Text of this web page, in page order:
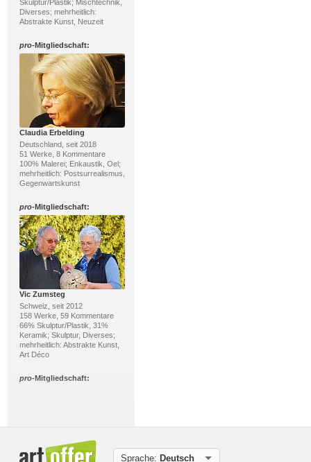
Skulptur/Plastik; Mischtechnik,
Diverses; mehrheitlich:
Abstrakte Kunst, Neuzeit
pro-Mitgliedschaft:
Claudia Erbelding
Deutschland, seit 2018
51 Werke, 8 Kommentare
100% Malerei; Enkaustik, Oel;
mehrheitlich: Postsurrealismus,
Gegenwartskunst
pro-Mitgliedschaft:
Vic Zumsteg
Schweiz, seit 2012
158 Werke, 59 Kommentare
66% Skulptur/Plastik, 31%
Keramik; Skulptur, Diverses;
mehrheitlich: Abstrakte Kunst,
Art Déco
pro-Mitgliedschaft:
Sprache: Deutsch